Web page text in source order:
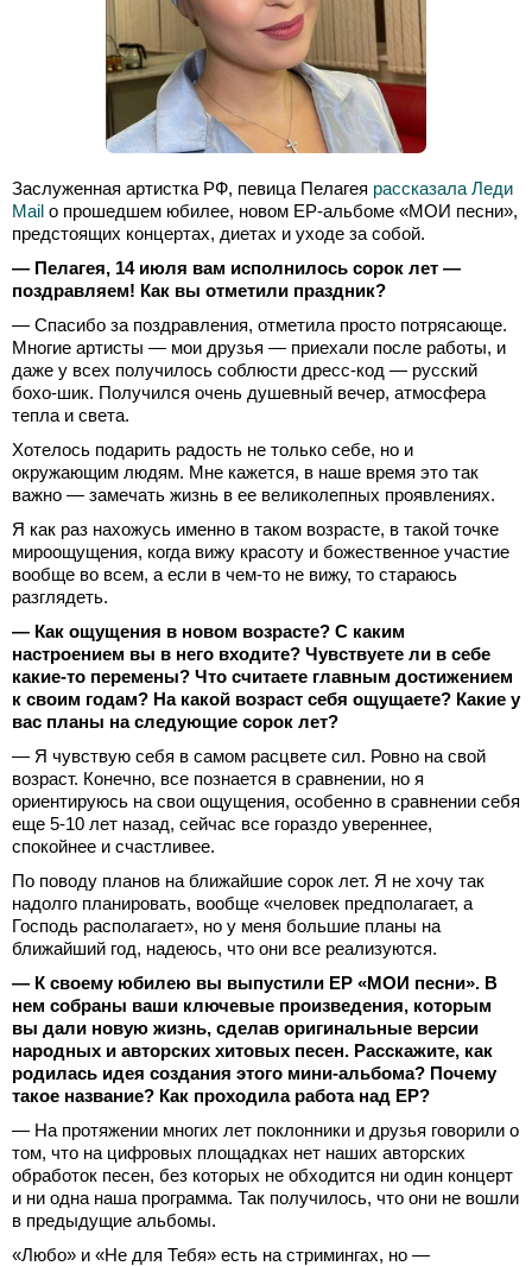
Заслуженная артистка РФ, певица Пелагея рассказала Леди
Mail о прошедшем юбилее, новом ЕР-альбоме «МОИ песни»,
предстоящих концертах, диетах и уходе за собой.
— Пелагея, 14 июля вам исполнилось сорок лет —
поздравляем! Как вы отметили праздник?
— Спасибо за поздравления, отметила просто потрясающе.
Многие артисты — мои друзья — приехали после работы, и
даже у всех получилось соблюсти дресс-код — русский
бохо-шик. Получился очень душевный вечер, атмосфера
тепла и света.
Хотелось подарить радость не только себе, но и
окружающим людям. Мне кажется, в наше время это так
важно — замечать жизнь в ее великолепных проявлениях.
Я как раз нахожусь именно в таком возрасте, в такой точке
мироощущения, когда вижу красоту и божественное участие
вообще во всем, а если в чем-то не вижу, то стараюсь
разглядеть.
— ⁠Как ощущения в новом возрасте? С каким
настроением вы в него входите? Чувствуете ли в себе
какие-то перемены? Что считаете главным достижением
к своим годам? На какой возраст себя ощущаете? Какие у
вас планы на следующие сорок лет?
— Я чувствую себя в самом расцвете сил. Ровно на свой
возраст. Конечно, все познается в сравнении, но я
ориентируюсь на свои ощущения, особенно в сравнении себя
еще 5-10 лет назад, сейчас все гораздо увереннее,
спокойнее и счастливее.
По поводу планов на ближайшие сорок лет. Я не хочу так
надолго планировать, вообще «человек предполагает, а
Господь располагает», но у меня большие планы на
ближайший год, надеюсь, что они все реализуются.
— К своему юбилею вы выпустили ЕР «МОИ песни». В
нем собраны ваши ключевые произведения, которым
вы дали новую жизнь, сделав оригинальные версии
народных и авторских хитовых песен. Расскажите, как
родилась идея создания этого мини-альбома? Почему
такое название? Как проходила работа над ЕР?
— На протяжении многих лет поклонники и друзья говорили о
том, что на цифровых площадках нет наших авторских
обработок песен, без которых не обходится ни один концерт
и ни одна наша программа. Так получилось, что они не вошли
в предыдущие альбомы.
«Любо» и «Не для Тебя» есть на стримингах, но —